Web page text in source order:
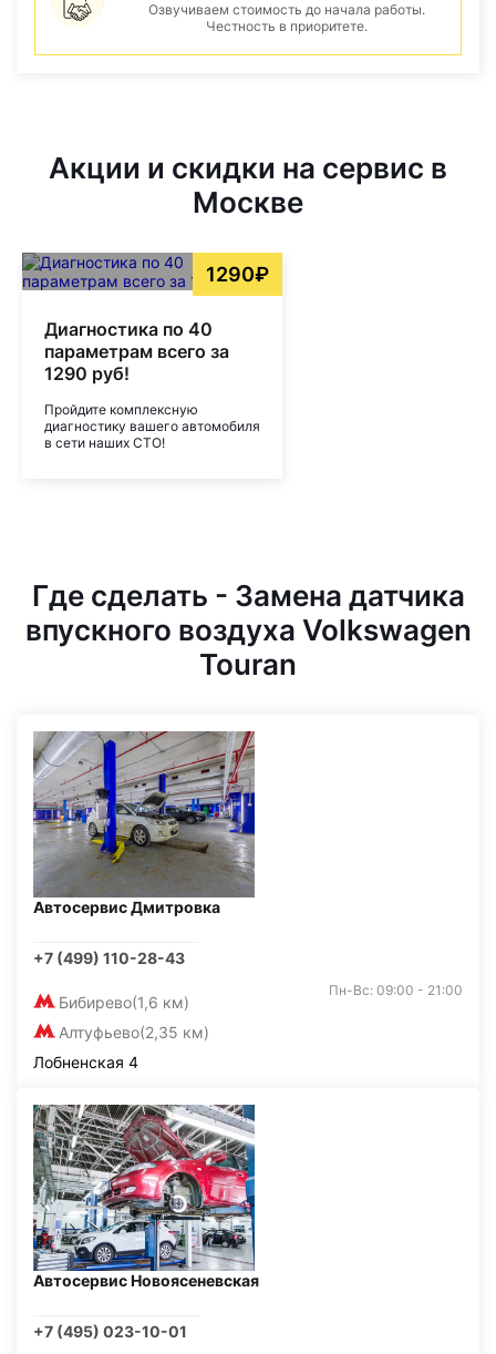
Озвучиваем стоимость до начала работы.
Честность в приоритете.
Акции и скидки на сервис в
Москве
1290₽
Диагностика по 40
параметрам всего за
1290 руб!
Пройдите комплексную
диагностику вашего автомобиля
в сети наших СТО!
Где сделать - Замена датчика
впускного воздуха Volkswagen
Touran
Автосервис Дмитровка
+7 (499) 110-28-43
Бибирево(1,6 км)
Алтуфьево(2,35 км)
Пн-Вс: 09:00 - 21:00
Лобненская 4
Автосервис Новоясеневская
+7 (495) 023-10-01